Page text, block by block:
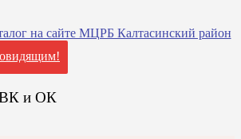
ВК и ОК